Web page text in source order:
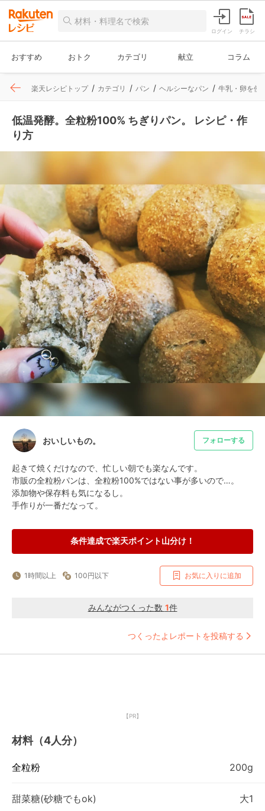
ログイン チラシ
おすすめ おトク カテゴリ 献立 コラム
楽天レシピトップ カテゴリ パン ヘルシーなパン 牛乳・卵を使
低温発酵。全粒粉100% ちぎりパン。 レシピ・作
り方
おいしいもの。 フォローする
起きて焼くだけなので、忙しい朝でも楽なんです。
市販の全粒粉パンは、全粒粉100%ではない事が多いので…。
添加物や保存料も気になるし。
手作りが一番だなって。
条件達成で楽天ポイント山分け！
1時間以上 100円以下 お気に入りに追加
みんながつくった数 1件
つくったよレポートを投稿する
【PR】
材料（4人分）
全粒粉 200g
甜菜糖(砂糖でもok) 大1